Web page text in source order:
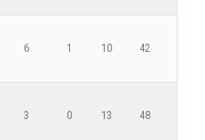
6 1 10 42
3 0 13 48